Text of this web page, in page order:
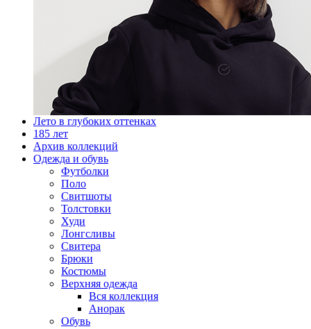
Лето в глубоких оттенках
185 лет
Архив коллекций
Одежда и обувь
Футболки
Поло
Свитшоты
Толстовки
Худи
Лонгсливы
Свитера
Брюки
Костюмы
Верхняя одежда
Вся коллекция
Анорак
Обувь